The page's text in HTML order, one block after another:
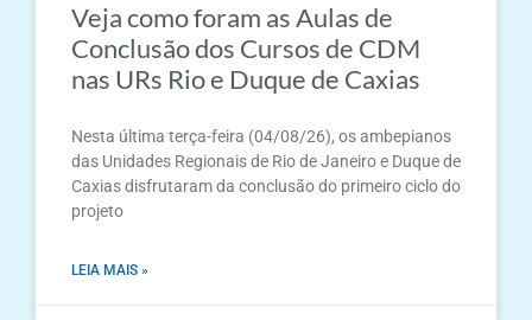
Veja como foram as Aulas de
Conclusão dos Cursos de CDM
nas URs Rio e Duque de Caxias
Nesta última terça-feira (04/08/26), os ambepianos
das Unidades Regionais de Rio de Janeiro e Duque de
Caxias disfrutaram da conclusão do primeiro ciclo do
projeto
LEIA MAIS »